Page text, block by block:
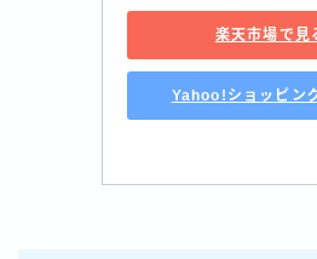
楽天市場で見
Yahoo!ショッピン